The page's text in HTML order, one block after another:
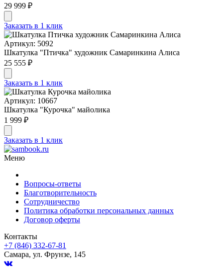
29 999 ₽
Заказать в 1 клик
Артикул: 5092
Шкатулка "Птичка" художник Самаринкина Алиса
25 555 ₽
Заказать в 1 клик
Артикул: 10667
Шкатулка "Курочка" майолика
1 999 ₽
Заказать в 1 клик
Меню
Вопросы-ответы
Благотворительность
Сотрудничество
Политика обработки персональных данных
Договор оферты
Контакты
+7 (846) 332-67-81
Самара, ул. Фрунзе, 145